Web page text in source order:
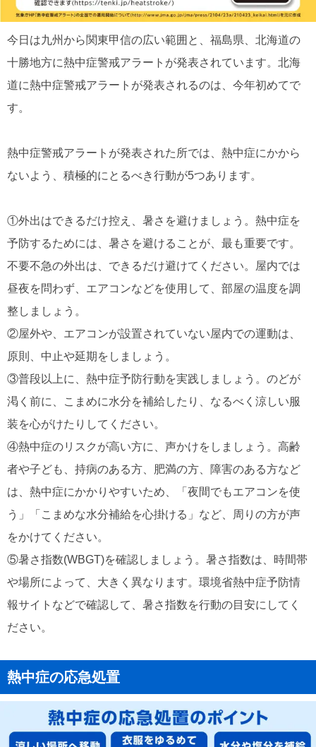
今日は九州から関東甲信の広い範囲と、福島県、北海道の
十勝地方に熱中症警戒アラートが発表されています。北海
道に熱中症警戒アラートが発表されるのは、今年初めてで
す。
熱中症警戒アラートが発表された所では、熱中症にかから
ないよう、積極的にとるべき行動が5つあります。
①外出はできるだけ控え、暑さを避けましょう。熱中症を
予防するためには、暑さを避けることが、最も重要です。
不要不急の外出は、できるだけ避けてください。屋内では
昼夜を問わず、エアコンなどを使用して、部屋の温度を調
整しましょう。
②屋外や、エアコンが設置されていない屋内での運動は、
原則、中止や延期をしましょう。
③普段以上に、熱中症予防行動を実践しましょう。のどが
渇く前に、こまめに水分を補給したり、なるべく涼しい服
装を心がけたりしてください。
④熱中症のリスクが高い方に、声かけをしましょう。高齢
者や子ども、持病のある方、肥満の方、障害のある方など
は、熱中症にかかりやすいため、「夜間でもエアコンを使
う」「こまめな水分補給を心掛ける」など、周りの方が声
をかけてください。
⑤暑さ指数(WBGT)を確認しましょう。暑さ指数は、時間帯
や場所によって、大きく異なります。環境省熱中症予防情
報サイトなどで確認して、暑さ指数を行動の目安にしてく
ださい。
熱中症の応急処置